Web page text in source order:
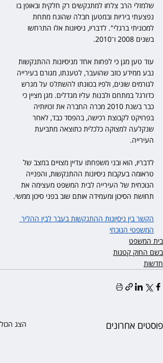
שלמזלי הרב צלחו למתנקשים רק חלקית ובאופן בו
נפצעתי ביריות ובמטען חבלה שהונח מתחת
למכוניתי ברגלי". לדבריו, ניסיונות אלו התרחשו
בשנים 2008 ו־2010.
עוד טען מגן כי לפחות אחד מניסיונות ההתנקשות
נבע ממידע כוזב שהועבר, לטענתו, מגורם בעירייה
לגורמים שונים, ולפיו בכוונתו להשתלט על מגרש
כדורגל במתחם ולבנות עליו מגדלים. מגן מציין כי
כבר בשנת 2010 מכרה החברה את זכויותיה
בפרויקט לקבוצת רכישה, בהפסד כבד, לאחר
שנקלעה למצוקה כלכלית כתוצאה מתביעת
העירייה.
לדבריו, הוא ובני משפחתו עדיין מצויים במצב של
טראומה בעקבות ניסיונות ההתנקשות, והפנייה
הנוכחית של העירייה לבית המשפט מעצימה את
תחושת הסיכון ומעמידה אותם שוב בפני סיכון ממשי.
הקשר בין ניסיונות ההתנקשות בעבר לבין ההליך
המשפטי הנוכחי
בית המשפט
בשם החוק קטנות
חדשות
פוסטים אחרונים הצג הכול